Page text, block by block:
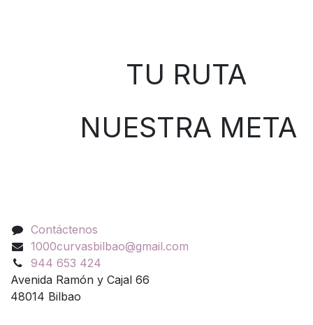
TU RUTA
NUESTRA META
Contáctenos
1000curvasbilbao@gmail.com
944 653 424
Avenida Ramón y Cajal 66
48014 Bilbao